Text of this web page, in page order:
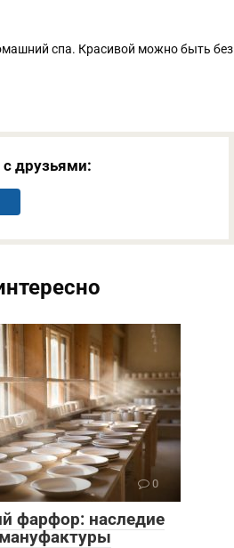
спа. Красивой можно быть без
с друзьями:
0
фарфор: наследие